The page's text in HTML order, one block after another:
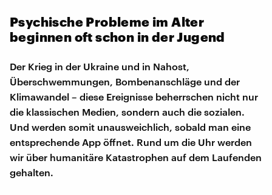
Psychische Probleme im Alter
beginnen oft schon in der Jugend
Der Krieg in der Ukraine und in Nahost,
Überschwemmungen, Bombenanschläge und der
Klimawandel – diese Ereignisse beherrschen nicht nur
die klassischen Medien, sondern auch die sozialen.
Und werden somit unausweichlich, sobald man eine
entsprechende App öffnet. Rund um die Uhr werden
wir über humanitäre Katastrophen auf dem Laufenden
gehalten.